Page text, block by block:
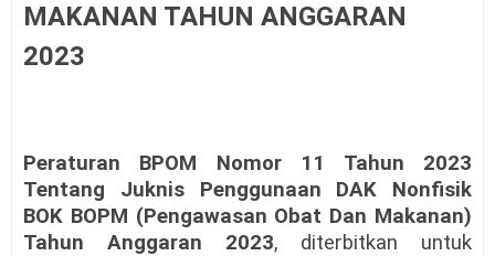
MAKANAN TAHUN ANGGARAN
2023
Peraturan BPOM Nomor 11 Tahun 2023
Tentang Juknis Penggunaan DAK Nonfisik
BOK BOPM (Pengawasan Obat Dan Makanan)
Tahun Anggaran 2023, diterbitkan untuk